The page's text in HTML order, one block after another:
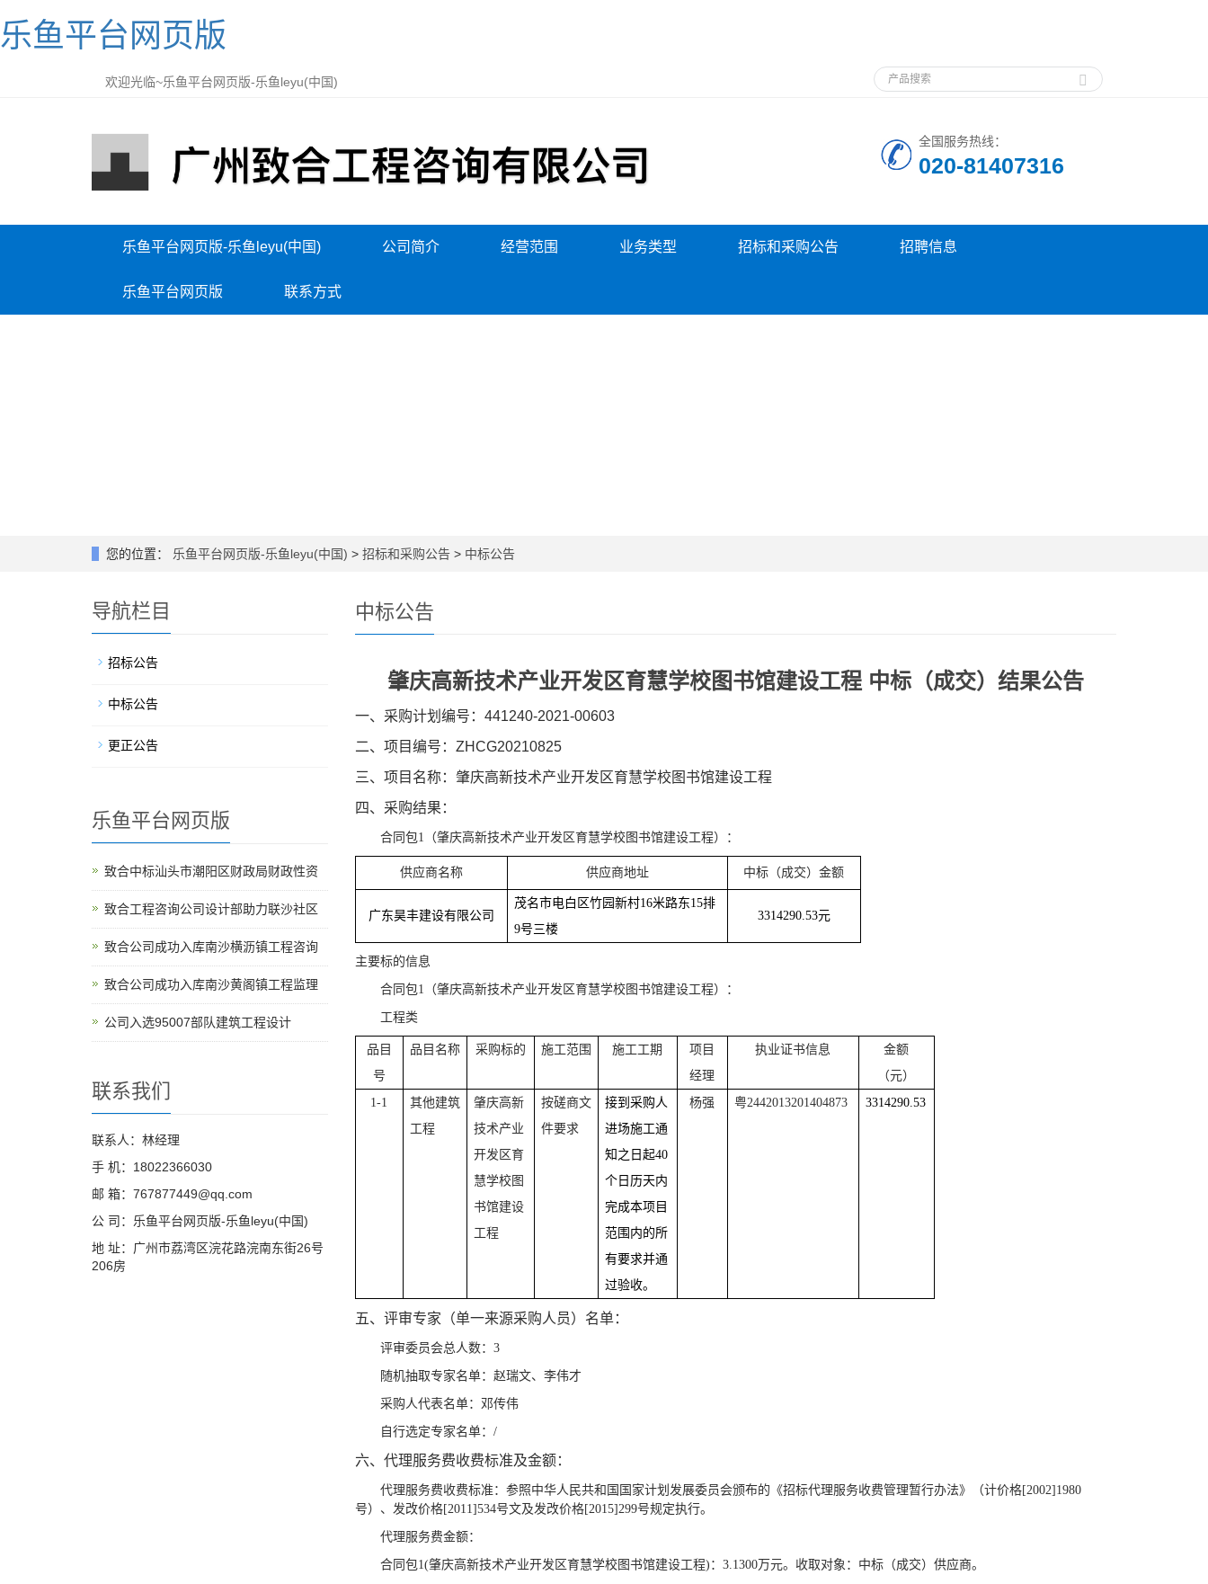
乐鱼平台网页版
欢迎光临~乐鱼平台网页版-乐鱼leyu(中国)
全国服务热线：
020-81407316
乐鱼平台网页版-乐鱼leyu(中国) 公司简介 经营范围 业务类型 招标和采购公告 招聘信息
乐鱼平台网页版 联系方式
您的位置： 乐鱼平台网页版-乐鱼leyu(中国) > 招标和采购公告 > 中标公告
中标公告
肇庆高新技术产业开发区育慧学校图书馆建设工程 中标（成交）结果公告
一、采购计划编号：441240-2021-00603
二、项目编号：ZHCG20210825
三、项目名称：肇庆高新技术产业开发区育慧学校图书馆建设工程
四、采购结果：
合同包1（肇庆高新技术产业开发区育慧学校图书馆建设工程）：
供应商名称 供应商地址 中标（成交）金额
广东昊丰建设有限公司
茂名市电白区竹园新村16米路东15排
9号三楼
3314290.53元
主要标的信息
合同包1（肇庆高新技术产业开发区育慧学校图书馆建设工程）：
工程类
品目
号
品目名称 采购标的 施工范围 施工工期
项目
经理
执业证书信息
金额
（元）
1-1
其他建筑
工程
肇庆高新
技术产业
开发区育
慧学校图
书馆建设
工程
按磋商文
件要求
接到采购人
进场施工通
知之日起40
个日历天内
完成本项目
范围内的所
有要求并通
过验收。
杨强 粤2442013201404873 3314290.53
五、 评审专家（单一来源采购人员）名单：
评审委员会总人数：3
随机抽取专家名单： 赵瑞文、李伟才
采购人代表名单：邓传伟
自行选定专家名单：/
六、 代理服务费收费标准及金额：
代理服务费收费标准：参照中华人民共和国国家计划发展委员会颁布的《招标代理服务收费管理暂行办法》（计价格[2002]1980
号）、发改价格[2011]534号文及发改价格[2015]299号规定执行。
代理服务费金额：
合同包1(肇庆高新技术产业开发区育慧学校图书馆建设工程)：3.1300万元。收取对象：中标（成交）供应商。
导航栏目
招标公告
中标公告
更正公告
乐鱼平台网页版
致合中标汕头市潮阳区财政局财政性资
致合工程咨询公司设计部助力联沙社区
致合公司成功入库南沙横沥镇工程咨询
致合公司成功入库南沙黄阁镇工程监理
公司入选95007部队建筑工程设计
联系我们
联系人：林经理
手 机：18022366030
邮 箱：767877449@qq.com
公 司：乐鱼平台网页版-乐鱼leyu(中国)
地 址：广州市荔湾区浣花路浣南东街26号
206房